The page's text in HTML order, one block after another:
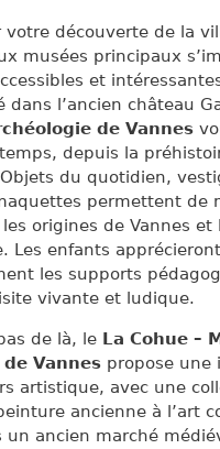
votre découverte de la
musées principaux
et
dans l’ancien château
de Vannes
depuis la
du quotidien,
permettent de
origines de Vannes et
Les enfants apprécieront
les supports
vivante et ludique.
de là, le La Cohue –
de Vannes propose une
artistique, avec une
ancienne à l’art
un ancien marché